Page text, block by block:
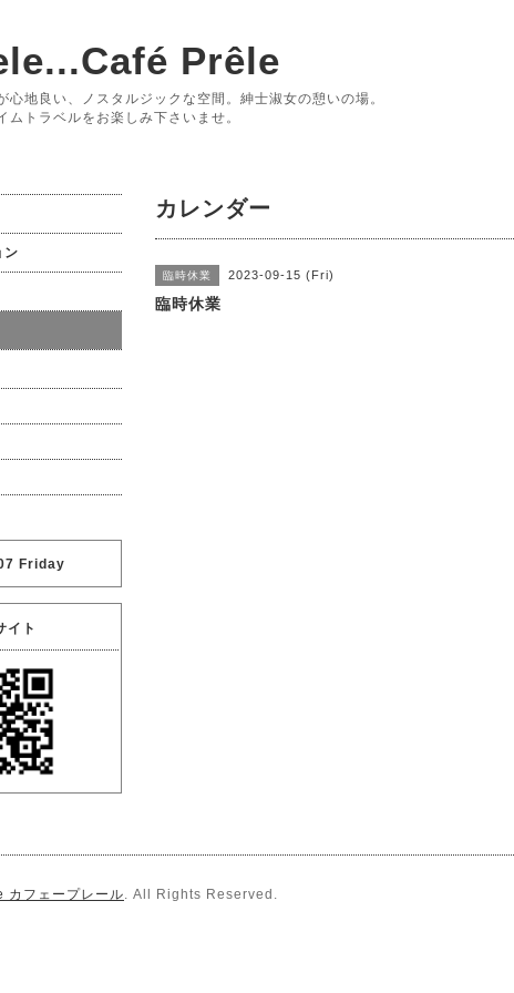
Prêle
心地良い、ノスタルジックな空間。紳士淑女の憩いの場。
ムトラベルをお楽しみ下さいませ。
カレンダー
臨時休業 2023-09-15 (Fri)
臨時休業
ン
Friday
イト
フェープレール. All Rights Reserved.